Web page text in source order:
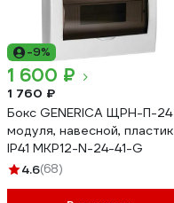
-9%
1 600 ₽
1 760 ₽
Бокс GENERICA ЩРН-П-24
модуля, навесной, пластик
IP41 MKP12-N-24-41-G
4.6(68)